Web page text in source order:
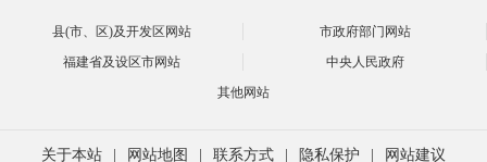
县(市、区)及开发区网站
市政府部门网站
福建省及设区市网站
中央人民政府
其他网站
关于本站 | 网站地图 | 联系方式 | 隐私保护 | 网站建议